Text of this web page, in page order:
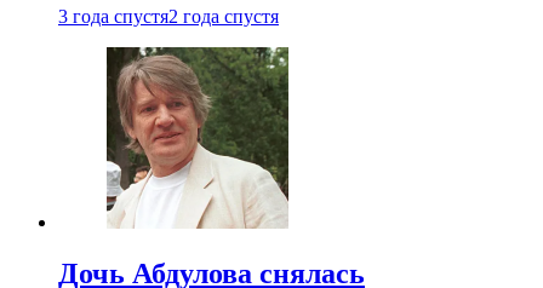
3 года спустя2 года спустя
Дочь Абдулова снялась